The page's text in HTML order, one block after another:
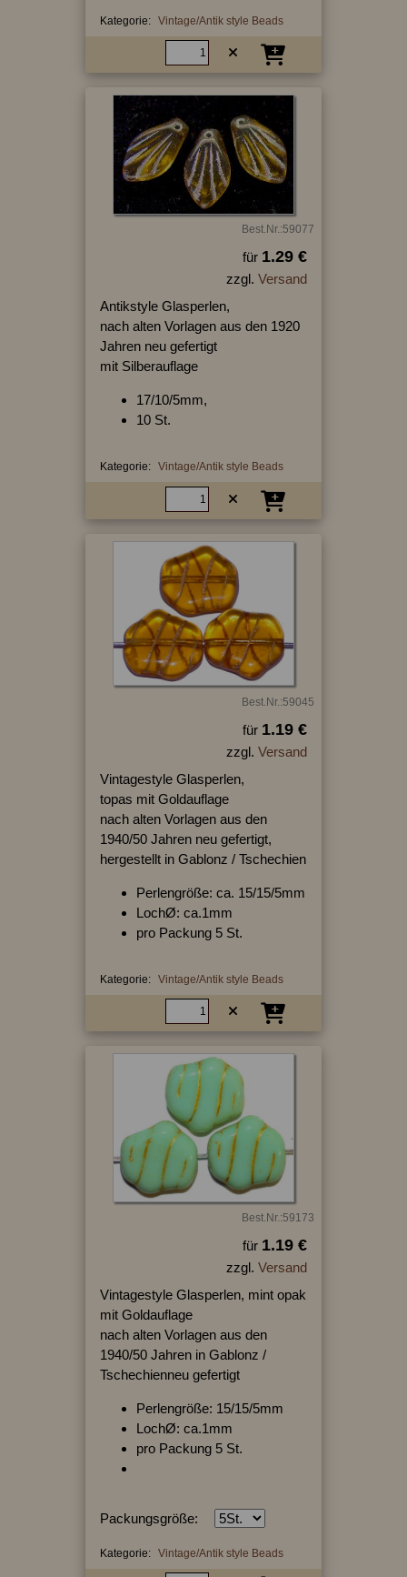
Kategorie: Vintage/Antik style Beads
Best.Nr.:59077
für 1.29 €
zzgl. Versand
Antikstyle Glasperlen,
nach alten Vorlagen aus den 1920
Jahren neu gefertigt
mit Silberauflage
17/10/5mm,
10 St.
Kategorie: Vintage/Antik style Beads
Best.Nr.:59045
für 1.19 €
zzgl. Versand
Vintagestyle Glasperlen,
topas mit Goldauflage
nach alten Vorlagen aus den
1940/50 Jahren neu gefertigt,
hergestellt in Gablonz / Tschechien
Perlengröße: ca. 15/15/5mm
LochØ: ca.1mm
pro Packung 5 St.
Kategorie: Vintage/Antik style Beads
Best.Nr.:59173
für 1.19 €
zzgl. Versand
Vintagestyle Glasperlen, mint opak
mit Goldauflage
nach alten Vorlagen aus den
1940/50 Jahren in Gablonz /
Tschechienneu gefertigt
Perlengröße: 15/15/5mm
LochØ: ca.1mm
pro Packung 5 St.
Packungsgröße:
Kategorie: Vintage/Antik style Beads